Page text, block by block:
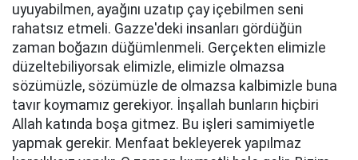
uyuyabilmen, ayağını uzatıp çay içebilmen seni
rahatsız etmeli. Gazze'deki insanları gördüğün
zaman boğazın düğümlenmeli. Gerçekten elimizle
düzeltebiliyorsak elimizle, elimizle olmazsa
sözümüzle, sözümüzle de olmazsa kalbimizle buna
tavır koymamız gerekiyor. İnşallah bunların hiçbiri
Allah katında boşa gitmez. Bu işleri samimiyetle
yapmak gerekir. Menfaat bekleyerek yapılmaz